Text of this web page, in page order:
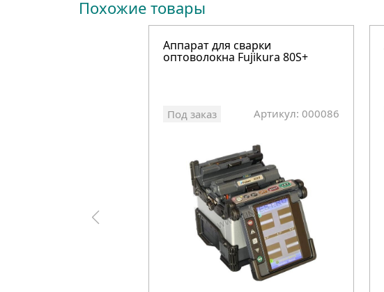
Похожие товары
Аппарат для сварки
оптоволокна Fujikura 80S+
Под заказ Артикул: 000086